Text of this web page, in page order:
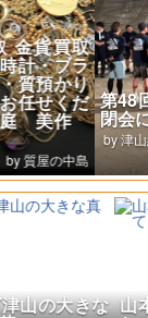
納涼ごんごま
て
ごんごまつりIN吉井川
委員会［公
手ゆかりの地